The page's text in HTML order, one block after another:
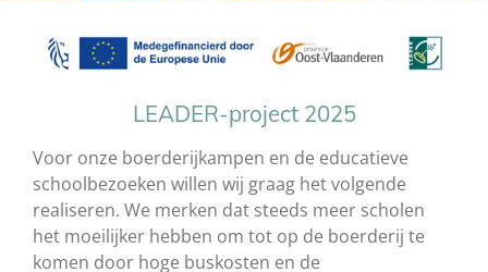
LEADER-project 2025
Voor onze boerderijkampen en de educatieve
schoolbezoeken willen wij graag het volgende
realiseren. We merken dat steeds meer scholen
het moeilijker hebben om tot op de boerderij te
komen door hoge buskosten en de